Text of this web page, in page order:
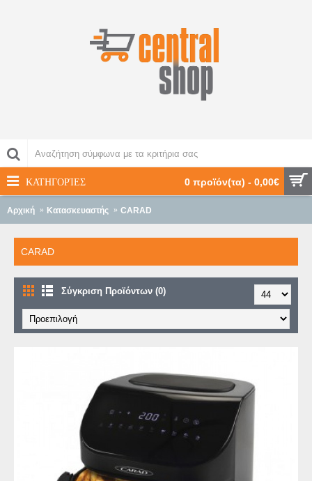
0 προϊόν(τα) - 0,00€
ΚΑΤΗΓΟΡΊΕΣ
Αρχική Κατασκευαστής CARAD
CARAD
Σύγκριση Προϊόντων (0)